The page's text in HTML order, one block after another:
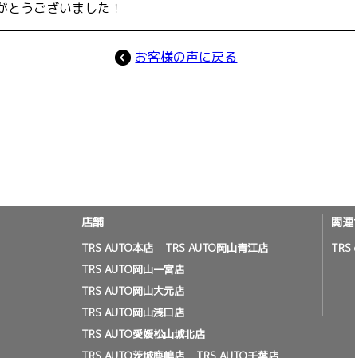
とうございました！
お客様の声に戻る
店舗
TRS AUTO本店
TRS AUTO岡山青江店
TRS AUTO岡山一宮店
TRS AUTO岡山大元店
TRS AUTO岡山浅口店
TRS AUTO愛媛松山城北店
関